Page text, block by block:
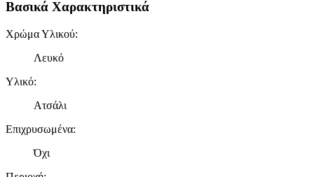
Βασικά Χαρακτηριστικά
Χρώμα Υλικού:
Λευκό
Υλικό:
Ατσάλι
Επιχρυσωμένα:
Όχι